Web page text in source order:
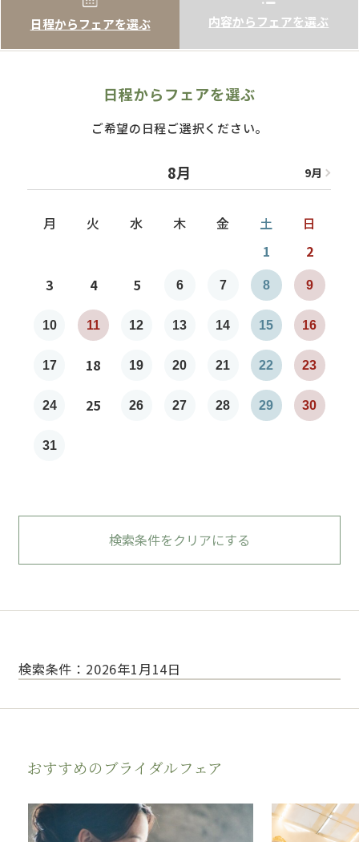
日程からフェアを選ぶ 内容からフェアを選ぶ
日程からフェアを選ぶ
ご希望の日程ご選択ください。
8月
月 火 水 木 金 土
日
1
2
3
4 5 6 7 8 9
10 11 12 13 14 15 16
17 18 19 20 21 22 23
24 25 26 27 28 29 30
31
9月
検索条件をクリアにする
検索条件：2026年1月14日
おすすめのブライダルフェア